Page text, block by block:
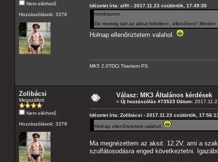
Nem elérhető
Hozzászólások: 3378
Idézetet írta: alf® - 2017.11.23 csütörtök, 17:49:30
nemhiszem.
De meddig tart az akkut feltölteni , ellenőrizni?
Holnap ellenőriztetem valahol.
MK5 2.0TDCi Titanium PS
Zolibácsi
Megszállott
Nem elérhető
Hozzászólások: 3378
Válasz: MK3 Általános kérdések
« Új hozzászólás #73523 Dátum:
Idézetet írta: Zolibácsi - 2017.11.23 csütörtök,
Holnap ellenőriztetem valahol.
Ma megnézettem az aksit. 12.2V, ami a
szulfátosodásra enged következtetni.